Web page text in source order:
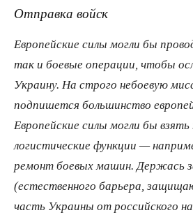
Отправка войск
Европейские силы могли бы
так и боевые операции, чтобы
Украину. На строго небоевую
подпишется большинство
Европейские силы могли бы взять
логистические функции —
ремонт боевых машин. Держась
(естественного барьера,
часть Украины от российского